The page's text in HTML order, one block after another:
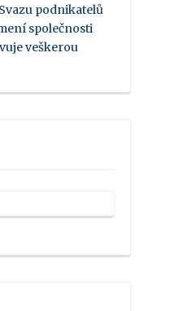
podnikatelů
společnosti
veškerou